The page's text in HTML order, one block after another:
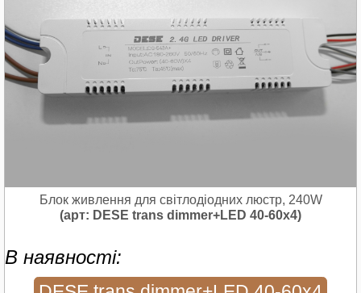
Блок живлення для світлодіодних люстр, 240W
(арт: DESE trans dimmer+LED 40-60x4)
В наявності: